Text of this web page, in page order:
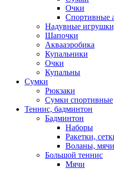
Очки
Спортивные
Надувные
Шапочки
Аквааэробика
Купальники
Очки
Купальны
Сумки
Рюкзаки
Сумки спортивные
Теннис, бадминтон
Бадминтон
Наборы
Ракетки,
Воланы, мячи
Большой теннис
Мячи